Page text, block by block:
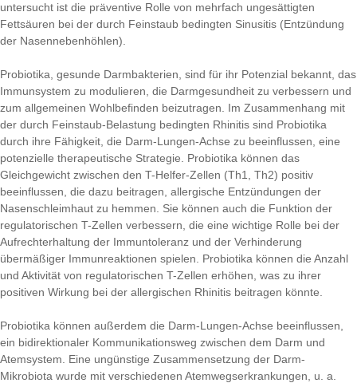
untersucht ist die präventive Rolle von mehrfach ungesättigten
Fettsäuren bei der durch Feinstaub bedingten Sinusitis (Entzündung
der Nasennebenhöhlen).
Probiotika, gesunde Darmbakterien, sind für ihr Potenzial bekannt, das
Immunsystem zu modulieren, die Darmgesundheit zu verbessern und
zum allgemeinen Wohlbefinden beizutragen. Im Zusammenhang mit
der durch Feinstaub-Belastung bedingten Rhinitis sind Probiotika
durch ihre Fähigkeit, die Darm-Lungen-Achse zu beeinflussen, eine
potenzielle therapeutische Strategie. Probiotika können das
Gleichgewicht zwischen den T-Helfer-Zellen (Th1, Th2) positiv
beeinflussen, die dazu beitragen, allergische Entzündungen der
Nasenschleimhaut zu hemmen. Sie können auch die Funktion der
regulatorischen T-Zellen verbessern, die eine wichtige Rolle bei der
Aufrechterhaltung der Immuntoleranz und der Verhinderung
übermäßiger Immunreaktionen spielen. Probiotika können die Anzahl
und Aktivität von regulatorischen T-Zellen erhöhen, was zu ihrer
positiven Wirkung bei der allergischen Rhinitis beitragen könnte.
Probiotika können außerdem die Darm-Lungen-Achse beeinflussen,
ein bidirektionaler Kommunikationsweg zwischen dem Darm und
Atemsystem. Eine ungünstige Zusammensetzung der Darm-
Mikrobiota wurde mit verschiedenen Atemwegserkrankungen, u. a.